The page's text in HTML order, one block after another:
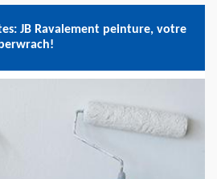
JB Ravalement peinture, votre